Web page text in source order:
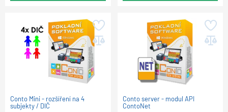
Conto Mini - rozšíření na 4
subjekty / DIČ
Conto server - modul API
ContoNet